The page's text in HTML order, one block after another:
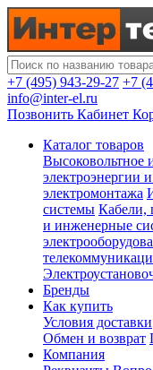
+7 (495) 943-29-27 +7
info@inter-el.ru
Позвонить Кабинет
Каталог товаров
Высоковольтное
электроэнергии
электромонтажа
системы Кабели,
и инженерные
Бренды
Как купить
Условия доставки
Обмен и возврат
Компания